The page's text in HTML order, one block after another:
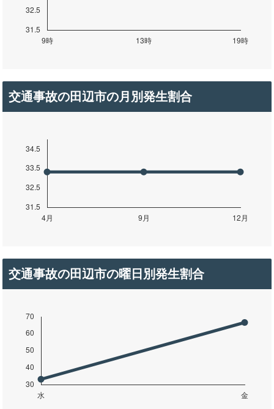
交通事故の田辺市の月別発生割合
交通事故の田辺市の曜日別発生割合